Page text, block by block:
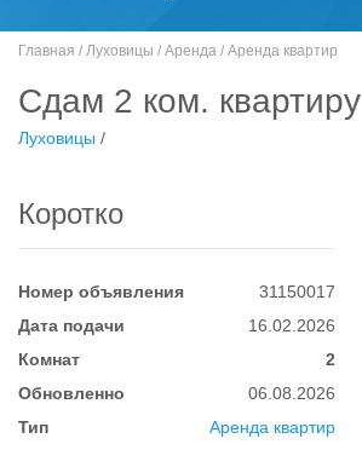
Главная / Луховицы / Аренда / Аренда квартир
Сдам 2 ком.
Луховицы /
Коротко
Номер объявления
31150017
Дата подачи
16.02.2026
Комнат
2
Обновленно
06.08.2026
Тип
Аренда квартир